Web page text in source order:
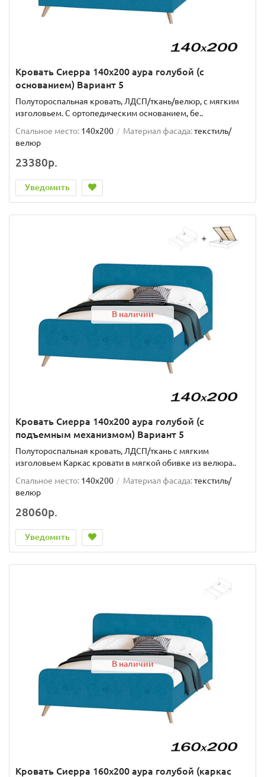
Кровать Сиерра 140х200 аура голубой (с
основанием) Вариант 5
Полутороспальная кровать, ЛДСП/ткань/велюр, с мягким
изголовьем. C ортопедическим основанием, бе..
Спальное место: 140x200 Материал фасада:текстиль/
велюр
23380р.
Уведомить
В наличии
Кровать Сиерра 140х200 аура голубой (с
подъемным механизмом) Вариант 5
Полутороспальная кровать, ЛДСП/ткань с мягким
изголовьем Каркас кровати в мягкой обивке из велюра..
Спальное место: 140x200 Материал фасада:текстиль/
велюр
28060р.
Уведомить
В наличии
Кровать Сиерра 160х200 аура голубой (каркас